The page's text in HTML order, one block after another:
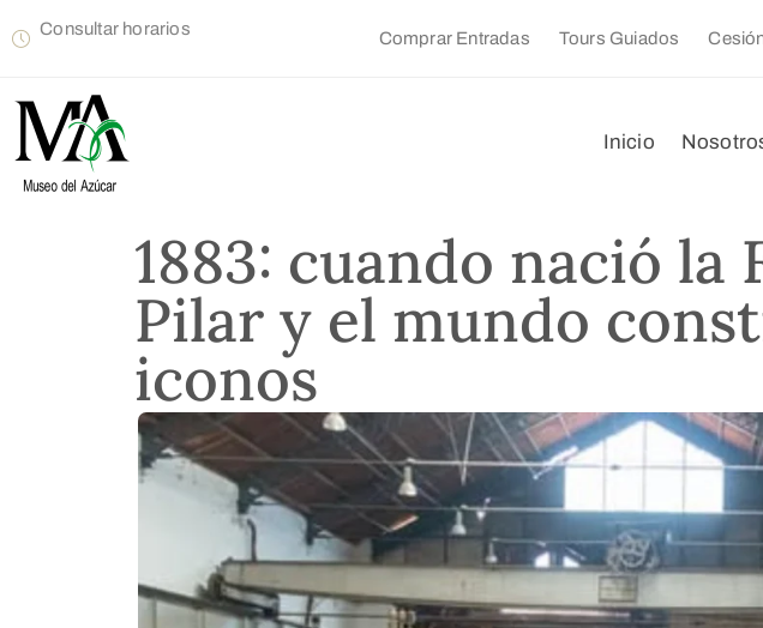
Consultar horarios Comprar Entradas Tours Guiados
Inicio
1883: cuando nació la
Pilar y el mundo
iconos